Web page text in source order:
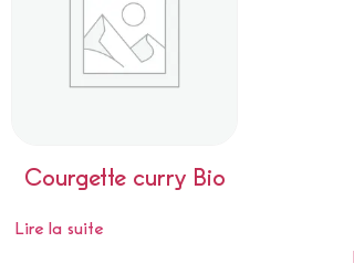
Courgette curry Bio
Lire la suite